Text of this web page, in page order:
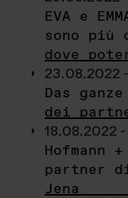
EVA e
sono più
dove
23.08.2022 -
Das
dei
18.08.2022 -
partner
Jena